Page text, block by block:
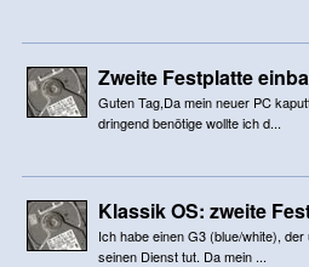
Zweite Festplatte
Guten Tag,Da mein neuer PC
dringend benötige wollte ich d...
Klassik OS: zweite
Ich habe einen G3 (blue/white),
seinen Dienst tut. Da mein ...